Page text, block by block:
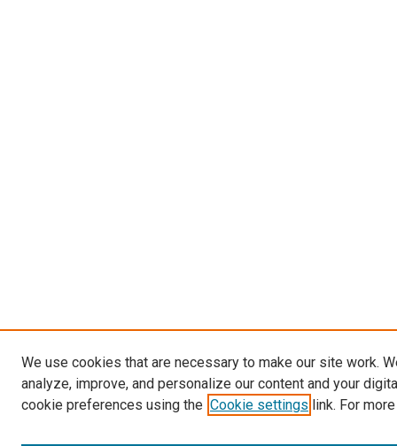
We use cookies that are necessary to make our site work.
analyze, improve, and personalize our content and your
cookie preferences using the Cookie settings link. For